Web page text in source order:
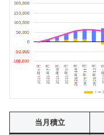
当月積立